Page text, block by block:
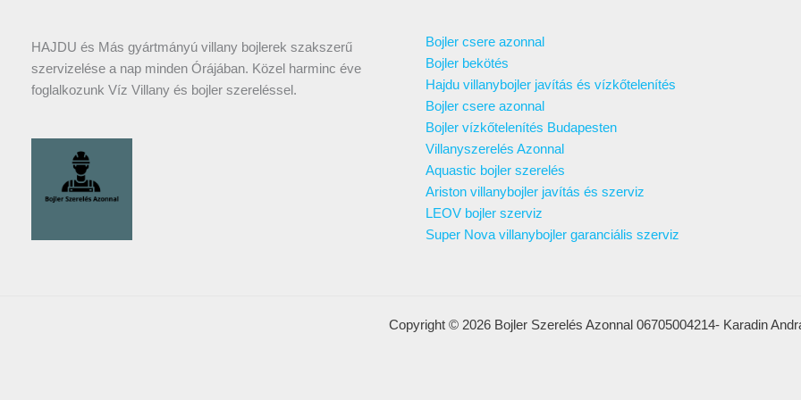
HAJDU és Más gyártmányú villany bojlerek szakszerű
szervizelése a nap minden Órájában. Közel harminc éve
foglalkozunk Víz Villany és bojler szereléssel.
Bojler csere azonnal
Bojler bekötés
Hajdu villanybojler javítás és vízkőtelenítés
Bojler csere azonnal
Bojler vízkőtelenítés Budapesten
Villanyszerelés Azonnal
Aquastic bojler szerelés
Ariston villanybojler javítás és szerviz
LEOV bojler szerviz
Super Nova villanybojler garanciális szerviz
Copyright © 2026 Bojler Szerelés Azonnal 06705004214- Karadin